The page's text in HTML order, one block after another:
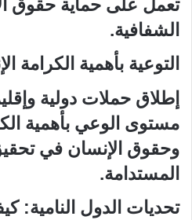
تعمل على حماية حقوق
الشفافية.
التوعية بأهمية الكرامة
إطلاق حملات دولية
مستوى الوعي بأهمية
وحقوق الإنسان في
المستدامة.
تحديات الدول النامية: